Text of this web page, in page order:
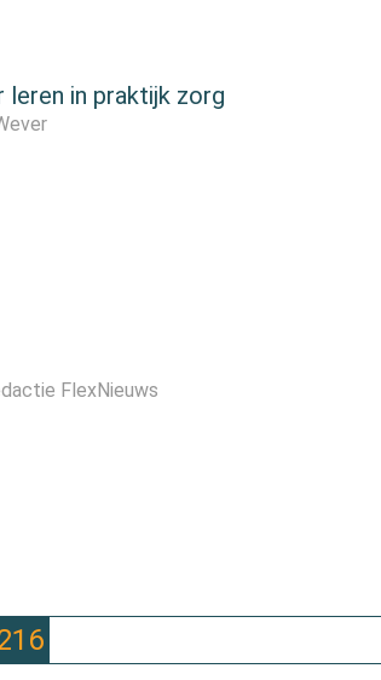
in praktijk zorg
FlexNieuws